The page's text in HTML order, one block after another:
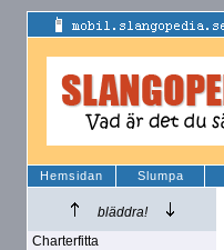
Hemsidan Slumpa
bläddra!
Charterfitta